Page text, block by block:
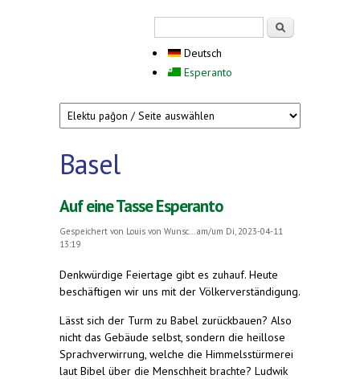
Deutsch
Esperanto
Basel
Auf eine Tasse Esperanto
Gespeichert von Louis von Wunsc...
am/um Di, 2023-04-11
13:19
Denkwürdige Feiertage gibt es zuhauf. Heute
beschäftigen wir uns mit der Völkerverständigung.
Lässt sich der Turm zu Babel zurückbauen? Also
nicht das Gebäude selbst, sondern die heillose
Sprachverwirrung, welche die Himmelsstürmerei
laut Bibel über die Menschheit brachte? Ludwik